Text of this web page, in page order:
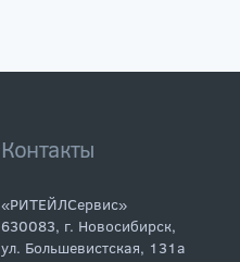
Контакты
«РИТЕЙЛСервис»
630083, г. Новосибирск,
ул. Большевистская, 131а